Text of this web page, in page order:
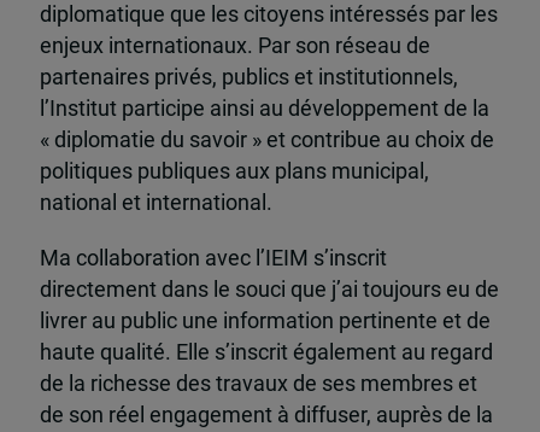
diplomatique que les citoyens intéressés par les
enjeux internationaux. Par son réseau de
partenaires privés, publics et institutionnels,
l’Institut participe ainsi au développement de la
« diplomatie du savoir » et contribue au choix de
politiques publiques aux plans municipal,
national et international.
Ma collaboration avec l’IEIM s’inscrit
directement dans le souci que j’ai toujours eu de
livrer au public une information pertinente et de
haute qualité. Elle s’inscrit également au regard
de la richesse des travaux de ses membres et
de son réel engagement à diffuser, auprès de la